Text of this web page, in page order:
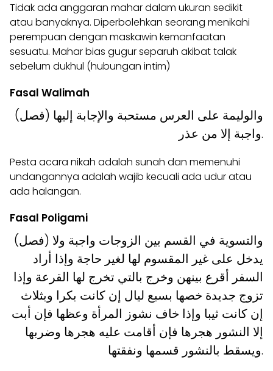
Tidak ada anggaran mahar dalam ukuran sedikit
atau banyaknya. Diperbolehkan seorang menikahi
perempuan dengan maskawin kemanfaatan
sesuatu. Mahar bias gugur separuh akibat talak
sebelum dukhul (hubungan intim)
Fasal Walimah
(فصل) والوليمة على العرس مستحبة والإجابة إليها
واجبة إلا من عذر.
Pesta acara nikah adalah sunah dan memenuhi
undangannya adalah wajib kecuali ada udur atau
ada halangan.
Fasal Poligami
(فصل) والتسوية في القسم بين الزوجات واجبة ولا
يدخل على غير المقسوم لها لغير حاجة وإذا أراد
السفر أقرع بينهن وخرج بالتي تخرج لها القرعة وإذا
تزوج جديدة خصها بسبع ليال إن كانت بكرا وبثلاث
إن كانت ثيبا وإذا خاف نشوز المرأة وعظها فإن أبت
إلا النشور هجرها فإن أقامت عليه هجرها وضربها
ويسقط بالنشور قسمها ونفقتها.